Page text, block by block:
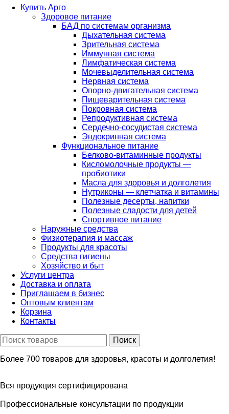
Купить Арго
Здоровое питание
БАД по системам организма
Дыхательная система
Зрительная система
Иммунная система
Лимфатическая система
Мочевыделительная система
Нервная система
Опорно-двигательная система
Пищеварительная система
Покровная система
Репродуктивная система
Сердечно-сосудистая система
Эндокринная система
Функциональное питание
Белково-витаминные продукты
Кисломолочные продукты —
пробиотики
Масла для здоровья и долголетия
Нутриконы — клетчатка и витамины
Полезные десерты, напитки
Полезные сладости для детей
Спортивное питание
Наружные средства
Физиотерапия и массаж
Продукты для красоты
Средства гигиены
Хозяйство и быт
Услуги центра
Доставка и оплата
Приглашаем в бизнес
Оптовым клиентам
Корзина
Контакты
Более 700 товаров для здоровья, красоты и долголетия!
Вся продукция сертифицирована
Профессиональные консультации по продукции